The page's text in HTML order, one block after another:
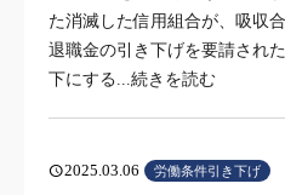
た消滅した信用組合が、吸収
退職金の引き下げを要請され
下にする ...続きを読む
schedule2025.03.06 労働条件引き下げ